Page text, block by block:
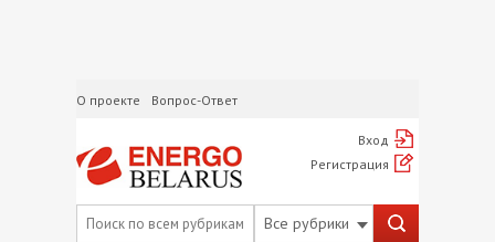
О проекте Вопрос-Ответ
Вход
Регистрация
Все рубрики